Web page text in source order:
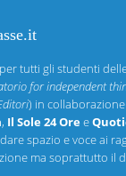
per tutti gli studenti
for independent
) in
, Il Sole 24 Oree
spazio e voce ai
ma soprattutto il